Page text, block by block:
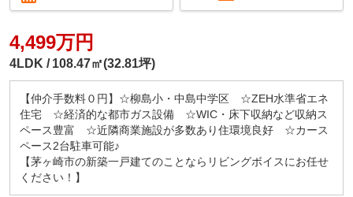
4,499万円
4LDK 108.47㎡(32.81坪)
【仲介手数料０円】☆柳島小・中島中学区 ☆ZEH水準省エネ
住宅 ☆経済的な都市ガス設備 ☆WIC・床下収納など収納ス
ペース豊富 ☆近隣商業施設が多数あり住環境良好 ☆カース
ペース2台駐車可能♪
【茅ヶ崎市の新築一戸建てのことならリビングボイスにお任せ
ください！】